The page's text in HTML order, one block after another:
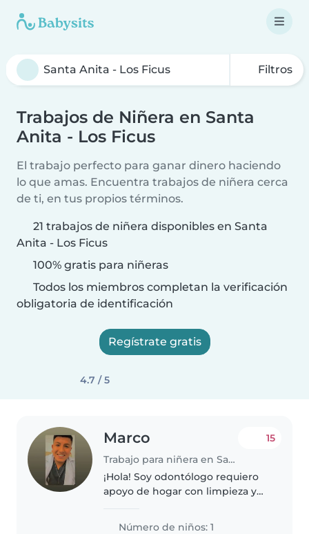
Filtros
Trabajos de Niñera en Santa
Anita - Los Ficus
El trabajo perfecto para ganar dinero haciendo
lo que amas. Encuentra trabajos de niñera cerca
de ti, en tus propios términos.
21 trabajos de niñera disponibles en Santa
Anita - Los Ficus
100% gratis para niñeras
Todos los miembros completan la verificación
obligatoria de identificación
Regístrate gratis
4.7 / 5
Marco
Trabajo para niñera en Santa Anita - Los Ficus
15
¡Hola! Soy odontólogo requiero
apoyo de hogar con limpieza y
encuentro en santa anita
Número de niños: 1